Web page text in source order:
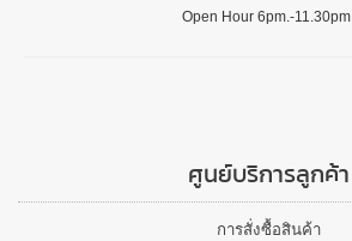
Open Hour 6pm.-11.30pm.
ศูนย์บริการลูกค้า
การสั่งซื้อสินค้า